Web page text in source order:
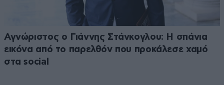
Αγνώριστος ο Γιάννης Στάνκογλου: Η σπάνια
εικόνα από το παρελθόν που προκάλεσε χαμό
στα social